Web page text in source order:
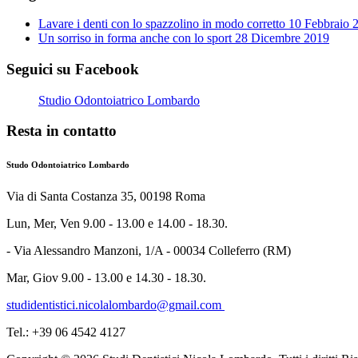
Lavare i denti con lo spazzolino in modo corretto 10 Febbraio
Un sorriso in forma anche con lo sport 28 Dicembre 2019
Seguici su Facebook
Studio Odontoiatrico Lombardo
Resta in contatto
Studo Odontoiatrico Lombardo
Via di Santa Costanza 35, 00198 Roma
Lun, Mer, Ven 9.00 - 13.00 e 14.00 - 18.30.
- Via Alessandro Manzoni, 1/A - 00034 Colleferro (RM)
Mar, Giov 9.00 - 13.00 e 14.30 - 18.30.
studidentistici.nicolalombardo@gmail.com
Tel.: +39 06 4542 4127